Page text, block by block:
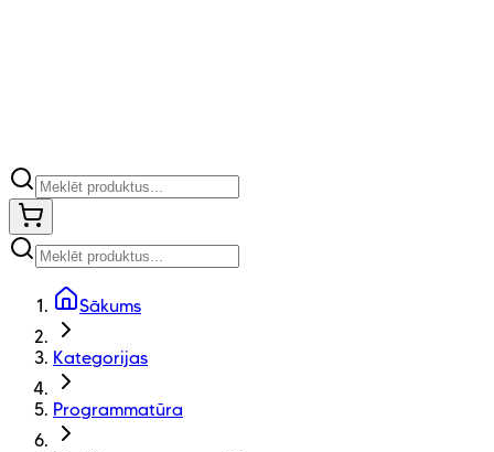
Sākums
Kategorijas
Programmatūra